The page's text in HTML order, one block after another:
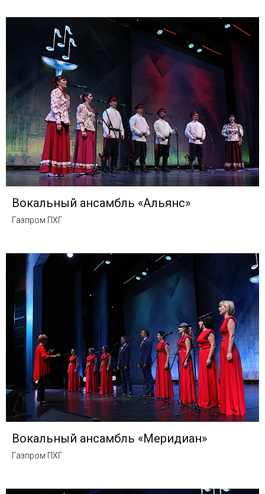
Вокальный ансамбль «Альянс»
Газпром ПХГ
Вокальный ансамбль «Меридиан»
Газпром ПХГ